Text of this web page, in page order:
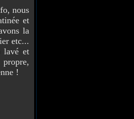
nous
et
la
etc...
lavé et
!